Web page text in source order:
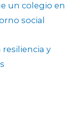
un colegio en
social
y